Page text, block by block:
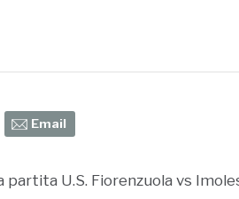
Email
U.S. Fiorenzuola vs